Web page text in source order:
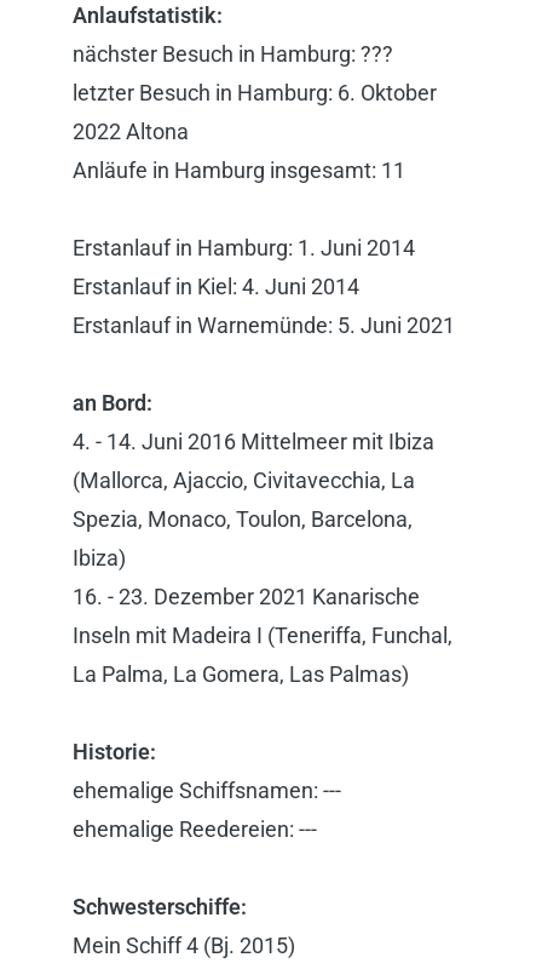
Anlaufstatistik:
nächster Besuch in Hamburg: ???
letzter Besuch in Hamburg: 6. Oktober
2022 Altona
Anläufe in Hamburg insgesamt: 11
Erstanlauf in Hamburg: 1. Juni 2014
Erstanlauf in Kiel: 4. Juni 2014
Erstanlauf in Warnemünde: 5. Juni 2021
an Bord:
4. - 14. Juni 2016 Mittelmeer mit Ibiza
(Mallorca, Ajaccio, Civitavecchia, La
Spezia, Monaco, Toulon, Barcelona,
Ibiza)
16. - 23. Dezember 2021 Kanarische
Inseln mit Madeira I (Teneriffa, Funchal,
La Palma, La Gomera, Las Palmas)
Historie:
ehemalige Schiffsnamen: ---
ehemalige Reedereien: ---
Schwesterschiffe:
Mein Schiff 4 (Bj. 2015)